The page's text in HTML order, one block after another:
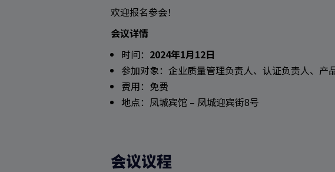
欢迎报名参会！
会议详情
时间： 2024年1月12日
参加对象：企业质量管理负责人、认证负责人、产
费用：免费
地点：凤城宾馆 – 凤城迎宾街8号
会议议程